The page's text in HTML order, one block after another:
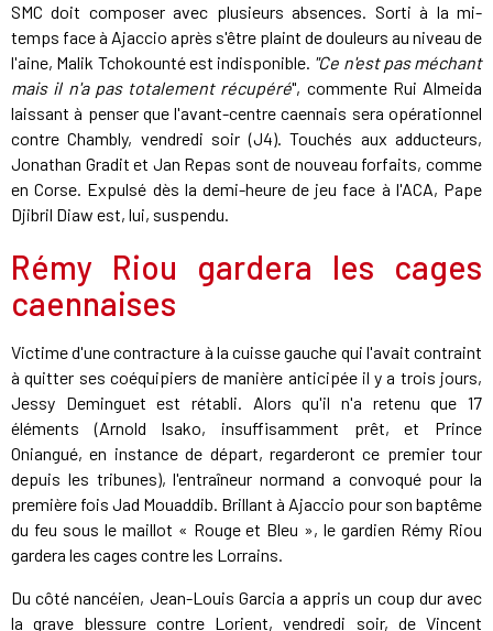
SMC doit composer avec plusieurs absences. Sorti à la mi-
temps face à Ajaccio après s'être plaint de douleurs au niveau de
l'aine, Malik Tchokounté est indisponible. "Ce n'est pas méchant
mais il n'a pas totalement récupéré", commente Rui Almeida
laissant à penser que l'avant-centre caennais sera opérationnel
contre Chambly, vendredi soir (J4). Touchés aux adducteurs,
Jonathan Gradit et Jan Repas sont de nouveau forfaits, comme
en Corse. Expulsé dès la demi-heure de jeu face à l'ACA, Pape
Djibril Diaw est, lui, suspendu.
Rémy Riou gardera les cages
caennaises
Victime d'une contracture à la cuisse gauche qui l'avait contraint
à quitter ses coéquipiers de manière anticipée il y a trois jours,
Jessy Deminguet est rétabli. Alors qu'il n'a retenu que 17
éléments (Arnold Isako, insuffisamment prêt, et Prince
Oniangué, en instance de départ, regarderont ce premier tour
depuis les tribunes), l'entraîneur normand a convoqué pour la
première fois Jad Mouaddib. Brillant à Ajaccio pour son baptême
du feu sous le maillot « Rouge et Bleu », le gardien Rémy Riou
gardera les cages contre les Lorrains.
Du côté nancéien, Jean-Louis Garcia a appris un coup dur avec
la grave blessure contre Lorient, vendredi soir, de Vincent